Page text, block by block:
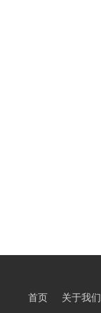
首页 关于我们